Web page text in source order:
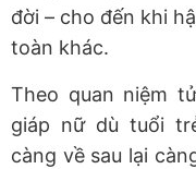
đời – cho đến khi
toàn khác.
Theo quan niệm
giáp nữ dù tuổi
càng về sau lại